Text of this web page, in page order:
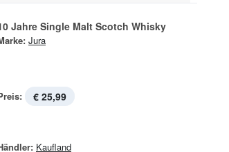
Jahre Single Malt Scotch Whisky
Jura
€ 25,99
Kaufland